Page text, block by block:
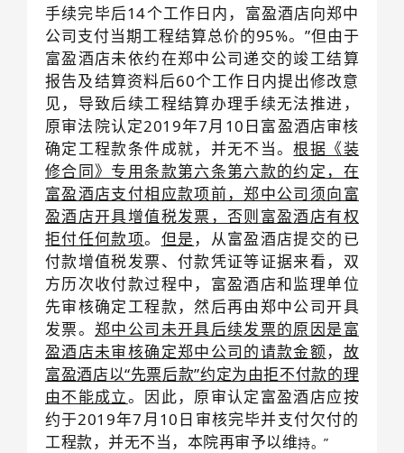
手续完毕后14个工作日内，富盈酒店向郑中
公司支付当期工程结算总价的95%。”但由于
富盈酒店未依约在郑中公司递交的竣工结算
报告及结算资料后60个工作日内提出修改意
见，导致后续工程结算办理手续无法推进，
原审法院认定2019年7月10日富盈酒店审核
确定工程款条件成就，并无不当。根据《装
修合同》专用条款第六条第六款的约定，在
富盈酒店支付相应款项前，郑中公司须向富
盈酒店开具增值税发票，否则富盈酒店有权
拒付任何款项。 但是 ，从富盈酒店提交的已
付款增值税发票、付款凭证等证据来看，双
方历次收付款过程中，富盈酒店和监理单位
先审核确定工程款，然后再由郑中公司开具
发票。郑中公司未开具后续发票的原因是富
盈酒店未审核确定郑中公司的请款金额， 故
富盈酒店以“先票后款”约定为由拒不付款的理
由不能成立。因此，原审认定富盈酒店应按
约于2019年7月10日审核完毕并支付欠付的
工程款，并无不当，本院再审予以维持。”